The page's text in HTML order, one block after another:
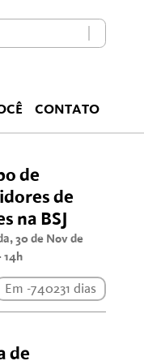
CONTATO
de
de
na BSJ
30 de Nov de
14h
Em -740231 dias
de